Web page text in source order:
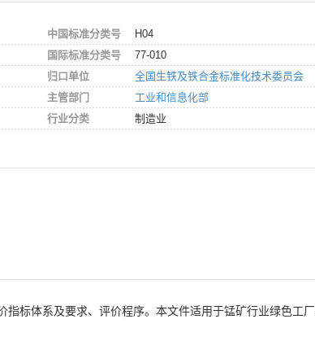
中国标准分类号
H04
国际标准分类号
77-010
归口单位
全国生铁及铁合金标准化技术委员会
主管部门
工业和信息化部
行业分类
制造业
标体系及要求、评价程序。本文件适用于锰矿行业绿色工